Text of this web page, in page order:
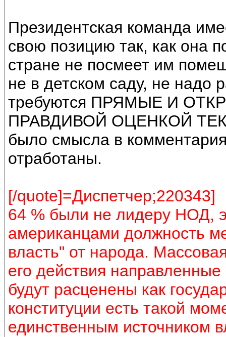
Президентская команда
свою позицию так, как она
стране не посмеет им
не в детском саду, не надо
требуются ПРЯМЫЕ И
ПРАВДИВОЙ ОЦЕНКОЙ
было смысла в
отработаны.
[/quote]=Диспетчер;220343]
64 % были не лидеру НОД,
американцами должность
власть" от народа.
его действия
будут расценены как
конституции есть такой
единственным источником